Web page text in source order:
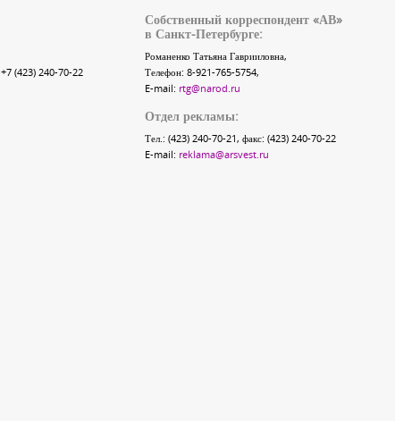
+7 (423) 240-70-22
Собственный корреспондент «АВ»
в Санкт-Петербурге:
Романенко Татьяна Гаврииловна,
Телефон: 8-921-765-5754,
E-mail: rtg@narod.ru
Отдел рекламы:
Тел.: (423) 240-70-21, факс: (423) 240-70-22
E-mail: reklama@arsvest.ru